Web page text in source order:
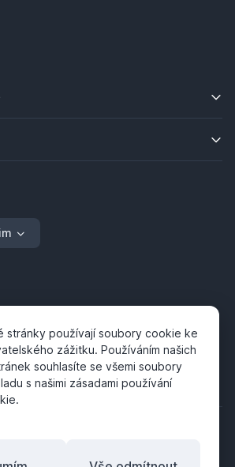
stránky používají soubory cookie ke
zážitku. Používáním našich
souhlasíte se všemi soubory
s našimi zásadami používání